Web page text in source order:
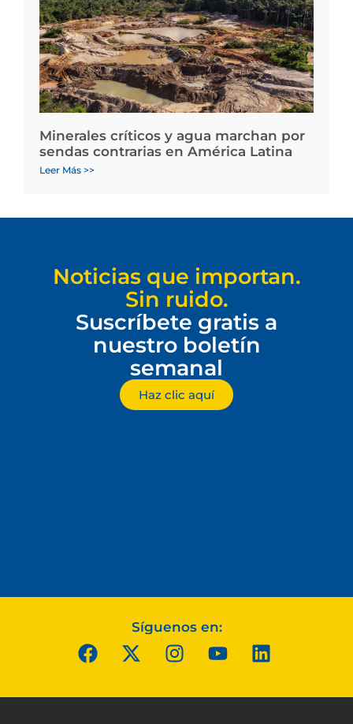
Minerales críticos y agua marchan por
sendas contrarias en América Latina
Leer Más >>
Noticias que importan.
Sin ruido.
Suscríbete gratis a
nuestro boletín
semanal
Haz clic aquí
Síguenos en: